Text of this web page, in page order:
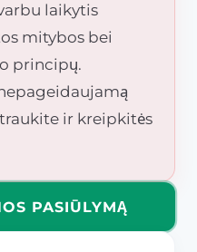
laikytis
mitybos bei
principų.
ir kreipkitės
PASIŪLYMĄ